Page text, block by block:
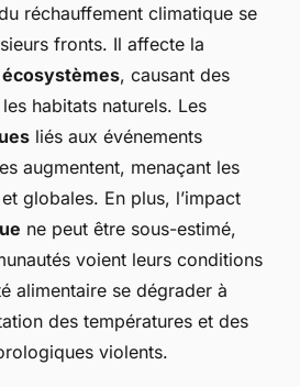
réchauffement climatique se
fronts. Il affecte la
, causant des
habitats naturels. Les
liés aux événements
augmentent, menaçant les
globales. En plus, l’impact
ne peut être sous-estimé,
voient leurs conditions
alimentaire se dégrader à
des températures et des
violents.